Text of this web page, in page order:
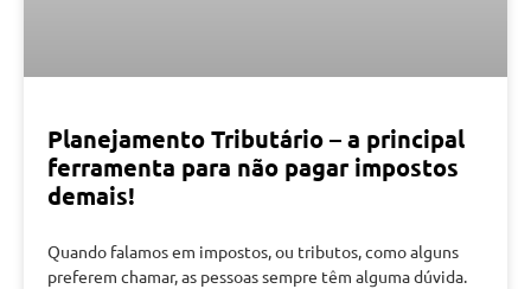
Planejamento Tributário – a principal
ferramenta para não pagar impostos
demais!
Quando falamos em impostos, ou tributos, como alguns
preferem chamar, as pessoas sempre têm alguma dúvida.